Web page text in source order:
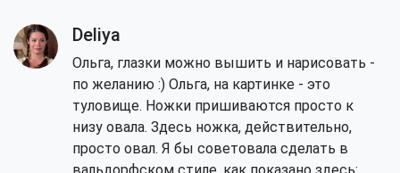
Deliya
Ольга, глазки можно вышить и нарисовать -
по желанию :) Ольга, на картинке - это
туловище. Ножки пришиваются просто к
низу овала. Здесь ножка, действительно,
просто овал. Я бы советовала сделать в